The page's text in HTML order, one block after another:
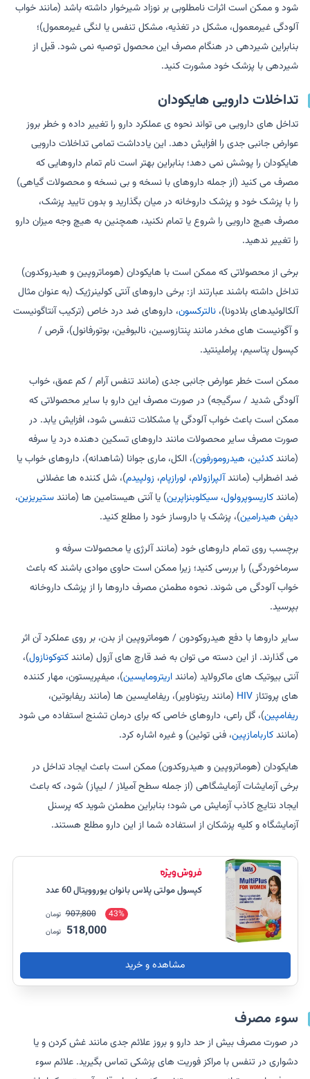
شود و ممکن است اثرات نامطلوبی بر نوزاد شیرخوار داشته باشد (مانند خواب
آلودگی غیرمعمول، مشکل در تغذیه، مشکل تنفس یا لنگی غیرمعمول)؛
بنابراین شیردهی در هنگام مصرف این محصول توصیه نمی شود. قبل از
شیردهی با پزشک خود مشورت کنید.
تداخلات دارویی هایکودان
تداخل های دارویی می تواند نحوه ی عملکرد دارو را تغییر داده و خطر بروز
عوارض جانبی جدی را افزایش دهد. این یادداشت تمامی تداخلات دارویی
هایکودان را پوشش نمی دهد؛ بنابراین بهتر است نام تمام داروهایی که
مصرف می کنید (از جمله داروهای با نسخه و بی نسخه و محصولات گیاهی)
را با پزشک خود و پزشک داروخانه در میان بگذارید و بدون تایید پزشک،
مصرف هیچ دارویی را شروع یا تمام نکنید، همچنین به هیچ وجه میزان دارو
را تغییر ندهید.
برخی از محصولاتی که ممکن است با هایکودان (هوماتروپین و هیدروکدون)
تداخل داشته باشند عبارتند از: برخی داروهای آنتی کولینرژیک (به عنوان مثال
آلکالوئیدهای بلادونا)،نالترکسون، داروهای ضد درد خاص (ترکیب آنتاگونیست
و آگونیست های مخدر مانند پنتازوسین، نالبوفین، بوتورفانول)، قرص /
کپسول پتاسیم، پراملینتید.
ممکن است خطر عوارض جانبی جدی (مانند تنفس آرام / کم عمق، خواب
آلودگی شدید / سرگیجه) در صورت مصرف این دارو با سایر محصولاتی که
ممکن است باعث خواب آلودگی یا مشکلات تنفسی شود، افزایش یابد. در
صورت مصرف سایر محصولات مانند داروهای تسکین دهنده درد یا سرفه
(مانندکدئین، هیدرومورفون)، الکل، ماری جوانا (شاهدانه)، داروهای خواب یا
ضد اضطراب (مانندآلپرازولام، لورازپام، زولپیدم)، شل کننده ها عضلانی
(مانندکاریسوپرولول،سیکلوبنزاپرین) یا آنتی هیستامین ها (مانندستیریزین،
دیفن هیدرامین)، پزشک یا داروساز خود را مطلع کنید.
برچسب روی تمام داروهای خود (مانند آلرژی یا محصولات سرفه و
سرماخوردگی) را بررسی کنید؛ زیرا ممکن است حاوی موادی باشند که باعث
خواب آلودگی می شوند. نحوه مطمئن مصرف داروها را از پزشک داروخانه
بپرسید.
سایر داروها با دفع هیدروکودون / هوماتروپین از بدن، بر روی عملکرد آن اثر
می گذارند. از این دسته می توان به ضد قارچ های آزول (مانندکتوکونازول)،
آنتی بیوتیک های ماکرولاید (ماننداریترومایسین)، میفپریستون، مهار کننده
های پروتئازHIV (مانند ریتوناویر)، ریفامایسین ها (مانند ریفابوتین،
ریفامپین)، گل راعی، داروهای خاصی که برای درمان تشنج استفاده می شود
(مانندکاربامازپین، فنی توئین) و غیره اشاره کرد.
هایکودان (هوماتروپین و هیدروکدون) ممکن است باعث ایجاد تداخل در
برخی آزمایشات آزمایشگاهی (از جمله سطح آمیلاز / لیپاز) شود، که باعث
ایجاد نتایج کاذب آزمایش می شود؛ بنابراین مطمئن شوید که پرسنل
آزمایشگاه و کلیه پزشکان از استفاده شما از این دارو مطلع هستند.
کپسول مولتی پلاس بانوان یوروویتال 60 عدد
43%
907,800 تومان
518,000 تومان
مشاهده و خرید
سوء مصرف
در صورت مصرف بیش از حد دارو و بروز علائم جدی مانند غش کردن و یا
دشواری در تنفس با مراکز فوریت های پزشکی تماس بگیرید. علائم سوء